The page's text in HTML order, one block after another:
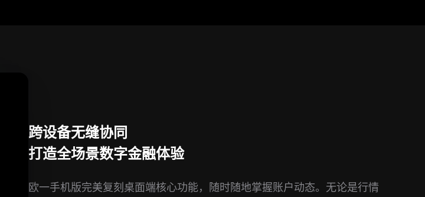
跨设备无缝协同
打造全场景数字金融体验
欧一手机版完美复刻桌面端核心功能，随时随地掌握账户动态。无论是行情